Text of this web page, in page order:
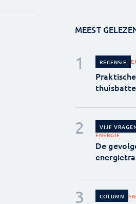
MEEST
RECENSIE
VIJF
ENERGIE
De
COLUMN